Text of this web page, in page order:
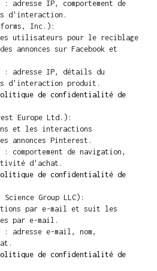
: adresse IP, comportement de
d'interaction.
Inc.):
utilisateurs pour le reciblage
annonces sur Facebook et
: adresse IP, détails du
d'interaction produit.
de confidentialité de
Europe Ltd.):
et les interactions
annonces Pinterest.
: comportement de navigation,
d'achat.
de confidentialité de
Science Group LLC):
par e-mail et suit les
par e-mail.
: adresse e-mail, nom,
de confidentialité de